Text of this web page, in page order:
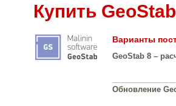
Купить GeoStab
Варианты
GeoStab 8 –
Обновление